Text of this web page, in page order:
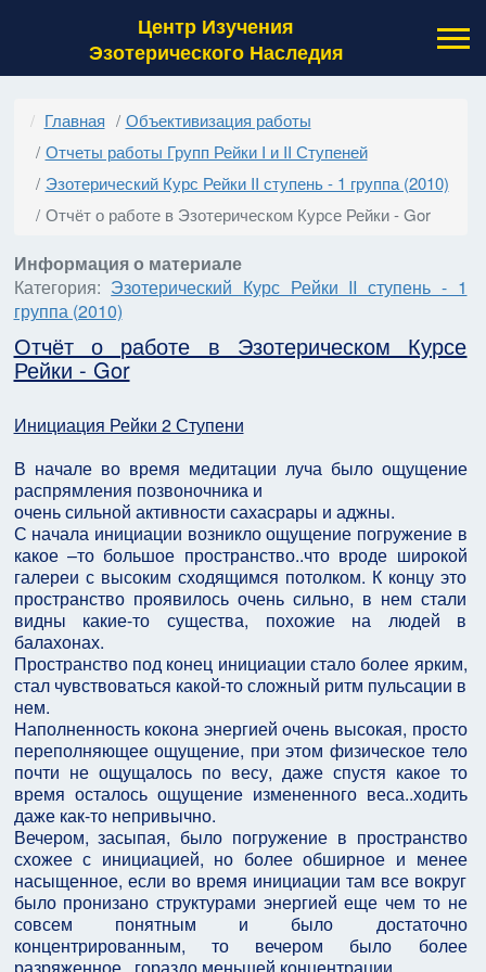
Центр Изучения
Эзотерического Наследия
Главная
Объективизация работы
Отчеты работы Групп Рейки I и II Ступеней
Эзотерический Курс Рейки II ступень - 1 группа (2010)
Отчёт о работе в Эзотерическом Курсе Рейки - Gor
Информация о материале
Категория: Эзотерический Курс Рейки II ступень - 1
группа (2010)
Отчёт о работе в Эзотерическом Курсе
Рейки - Gor
Инициация Рейки 2 Ступени
В начале во время медитации луча было ощущение
распрямления позвоночника и
очень сильной активности сахасрары и аджны.
С начала инициации возникло ощущение погружение в
какое –то большое пространство..что вроде широкой
галереи с высоким сходящимся потолком. К концу это
пространство проявилось очень сильно, в нем стали
видны какие-то существа, похожие на людей в
балахонах.
Пространство под конец инициации стало более ярким,
стал чувствоваться какой-то сложный ритм пульсации в
нем.
Наполненность кокона энергией очень высокая, просто
переполняющее ощущение, при этом физическое тело
почти не ощущалось по весу, даже спустя какое то
время осталось ощущение измененного веса..ходить
даже как-то непривычно.
Вечером, засыпая, было погружение в пространство
схожее с инициацией, но более обширное и менее
насыщенное, если во время инициации там все вокруг
было пронизано структурами энергией еще чем то не
совсем понятным и было достаточно
концентрированным, то вечером было более